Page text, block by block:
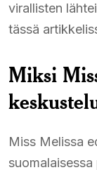
virallisten
tässä
Miksi
Miss Melissa